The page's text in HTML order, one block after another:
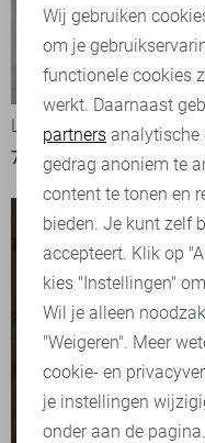
Lady Day Vest
79,95
Personalisatie
Analytische
Marketing
Wij gebruiken
om je
functionele cookies
werkt. Daarnaast
partners analytische
gedrag anoniem te
content te tonen en
bieden. Je kunt zelf
accepteert. Klik op
kies "Instellingen"
Wil je alleen
"Weigeren". Meer
cookie- en
je instellingen
onder aan de pagina.